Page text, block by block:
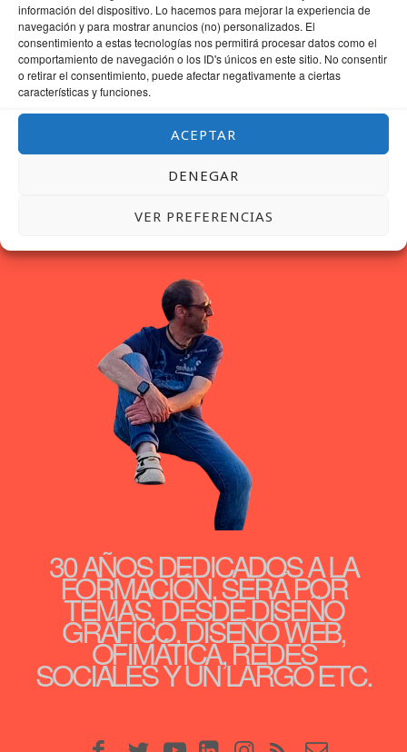
información del dispositivo. Lo hacemos para mejorar la experiencia de
navegación y para mostrar anuncios (no) personalizados. El
consentimiento a estas tecnologías nos permitirá procesar datos como el
comportamiento de navegación o los ID's únicos en este sitio. No consentir
o retirar el consentimiento, puede afectar negativamente a ciertas
características y funciones.
ACEPTAR
DENEGAR
VER PREFERENCIAS
PARA LA PRÓXIMA VEZ QUE COMENTE.
30 AÑOS DEDICADOS A LA
FORMACIÓN, SERÁ POR
TEMAS, DESDE DISEÑO
GRÁFICO, DISEÑO WEB,
OFIMÁTICA, REDES
SOCIALES Y UN LARGO ETC.